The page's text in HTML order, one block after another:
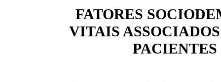
FATORES
VITAIS